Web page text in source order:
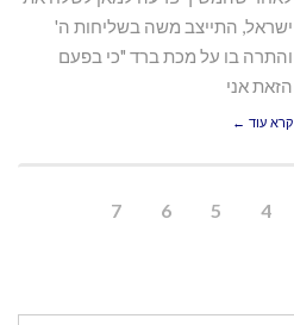
ישראל, התייצב משה בשליחות ה'
והתרה בו על מכת ברד "כי בפעם
הזאת אני
קרא עוד ←
4
5
6
7